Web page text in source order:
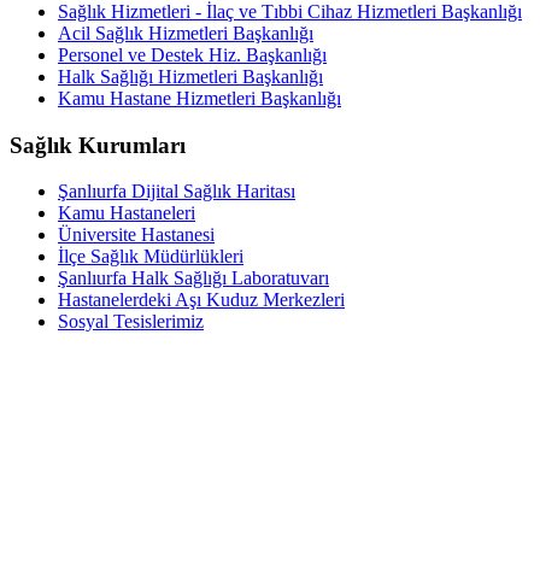
Sağlık Hizmetleri - İlaç ve Tıbbi Cihaz Hizmetleri Başkanlığı
Acil Sağlık Hizmetleri Başkanlığı
Personel ve Destek Hiz. Başkanlığı
Halk Sağlığı Hizmetleri Başkanlığı
Kamu Hastane Hizmetleri Başkanlığı
Sağlık Kurumları
Şanlıurfa Dijital Sağlık Haritası
Kamu Hastaneleri
Üniversite Hastanesi
İlçe Sağlık Müdürlükleri
Şanlıurfa Halk Sağlığı Laboratuvarı
Hastanelerdeki Aşı Kuduz Merkezleri
Sosyal Tesislerimiz